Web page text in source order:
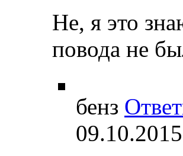
Не, я это
повода не
бенз